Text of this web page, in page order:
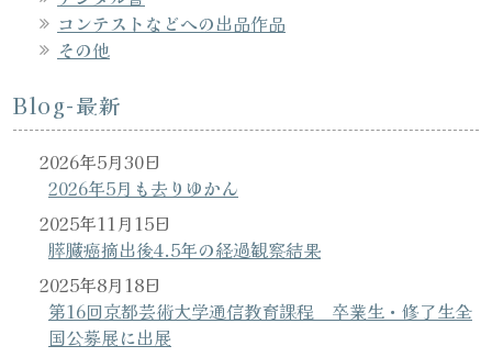
コンテストなどへの出品作品
その他
Blog-最新
2026年5月も去りゆかん
2026年5月30日
膵臓癌摘出後4.5年の経過観察結果
2025年11月15日
第16回京都芸術大学通信教育課程 卒業生・修了生全
国公募展に出展
2025年8月18日